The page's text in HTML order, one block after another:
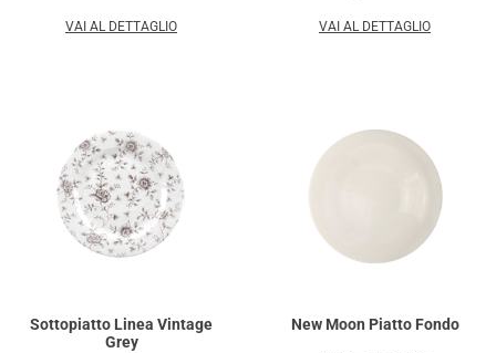
VAI AL DETTAGLIO VAI AL DETTAGLIO
Sottopiatto Linea Vintage
Grey
New Moon Piatto Fondo